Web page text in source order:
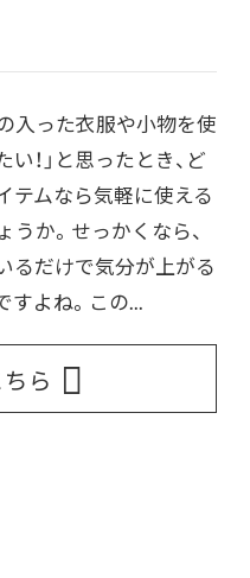
入った衣服や小物を使
い！」と思ったとき、ど
テムなら気軽に使える
うか。せっかくなら、
るだけで気分が上がる
すよね。この...
ら